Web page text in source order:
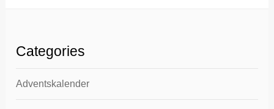
Categories
Adventskalender